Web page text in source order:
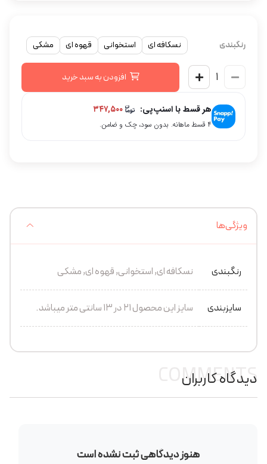
رنگبندی نسکافه ای استخوانی قهوه ای مشکی
افزودن به سبد خرید
هر قسط با اسنپ‌پی:
۴ قسط ماهانه. بدون سود، چک و ضامن.
ویژگی‌ها
رنگبندی نسکافه ای, استخوانی, قهوه ای, مشکی
سایزبندی سایز این محصول 21 در 13 سانتی متر میباشد.
دیدگاه کاربران
COMMENTS
هنوز دیدگاهی ثبت نشده است